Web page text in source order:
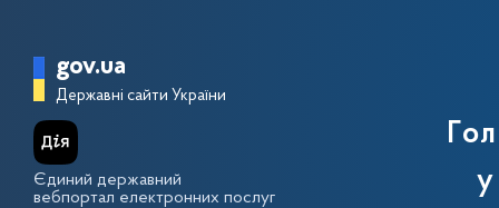
Головна сторінка Державної
gov.ua
Державні сайти України
Єдиний державний
вебпортал електронних послуг